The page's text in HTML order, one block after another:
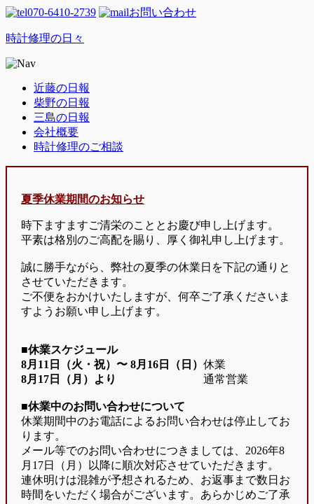
070-6410-2739 お問い合わせ
時計修理の日々
近藤の日報
柴野の日報
三島の日報
会社概要
時計修理のご相談
夏季休業期間のお知らせ
時下ますますご清栄のこととお慶び申し上げます。
平素は格別のご高配を賜り、厚く御礼申し上げます。
誠に勝手ながら、弊社の夏季の休業日を下記の通りと
させていただきます。
ご不便をおかけいたしますが、何卒ご了承くださいま
すようお願い申し上げます。
■休業スケジュール
8月11日（火・祝）〜 8月16日（日） 休業
8月17日（月）より
通常営業
■休業中のお問い合わせについて
休業期間中のお電話によるお問い合わせは停止してお
ります。
メール等でのお問い合わせにつきましては、2026年8
月17日（月）以降に順次対応させていただきます。
連休明けは混雑が予想されるため、お返事まで数日お
時間をいただく場合がございます。あらかじめご了承